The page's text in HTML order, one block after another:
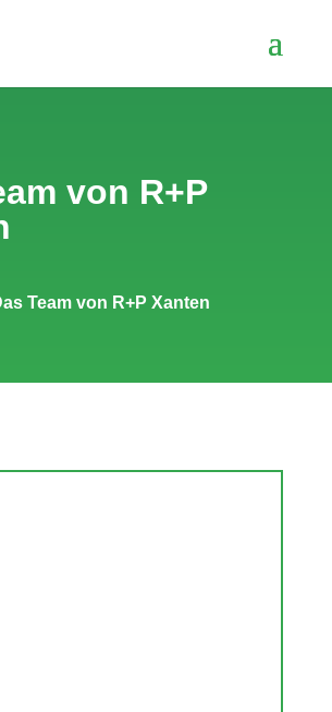
von R+P
Team von R+P Xanten